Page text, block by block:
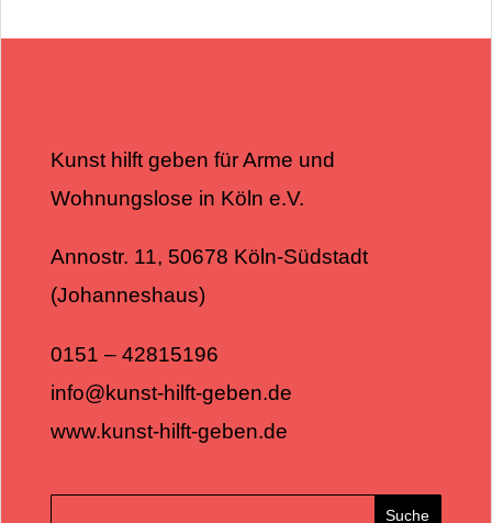
Kunst hilft geben für Arme und
Wohnungslose in Köln e.V.
Annostr. 11, 50678 Köln-Südstadt
(Johanneshaus)
0151 – 42815196
info@kunst-hilft-geben.de
www.kunst-hilft-geben.de